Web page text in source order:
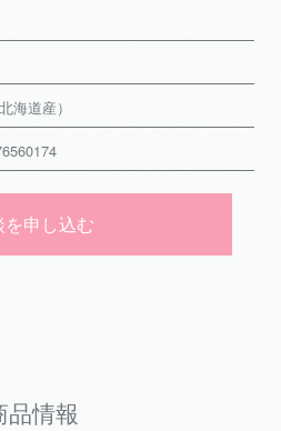
海道産）
を申し込む
品情報